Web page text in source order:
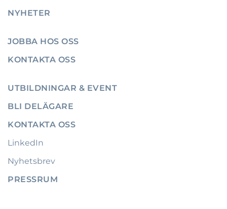
NYHETER
JOBBA HOS OSS
KONTAKTA OSS
UTBILDNINGAR & EVENT
BLI DELÄGARE
KONTAKTA OSS
LinkedIn
Nyhetsbrev
PRESSRUM